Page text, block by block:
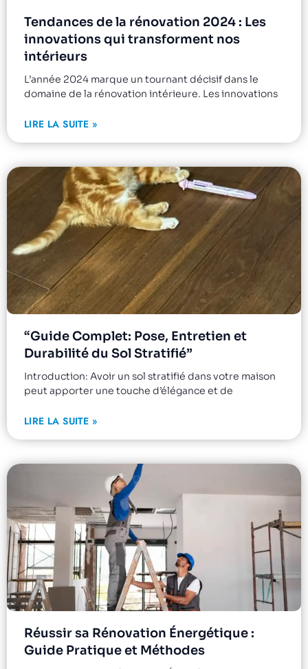
Tendances de la rénovation 2024 : Les
innovations qui transforment nos
intérieurs
L’année 2024 marque un tournant décisif dans le
domaine de la rénovation intérieure. Les innovations
LIRE LA SUITE »
“Guide Complet: Pose, Entretien et
Durabilité du Sol Stratifié”
Introduction: Avoir un sol stratifié dans votre maison
peut apporter une touche d’élégance et de
LIRE LA SUITE »
Réussir sa Rénovation Énergétique :
Guide Pratique et Méthodes